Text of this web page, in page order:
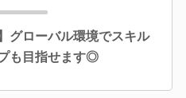
グローバル環境でスキル
も目指せます◎